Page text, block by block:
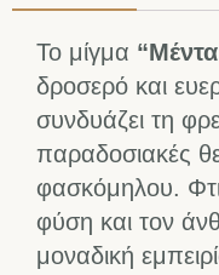
Το μίγμα
δροσερό και
συνδυάζει τη
παραδοσιακές
φασκόμηλου.
φύση και τον
μοναδική